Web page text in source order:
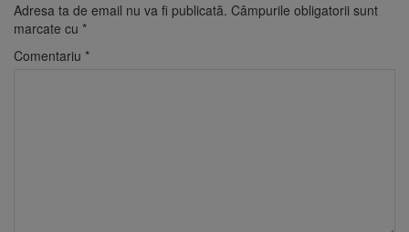
Adresa ta de email nu va fi publicată. Câmpurile obligatorii sunt
marcate cu *
Comentariu *